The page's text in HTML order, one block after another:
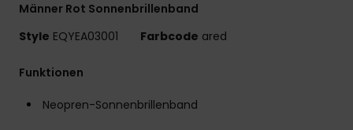
Männer Rot Sonnenbrillenband
Style EQYEA03001 Farbcode ared
Funktionen
Neopren-Sonnenbrillenband